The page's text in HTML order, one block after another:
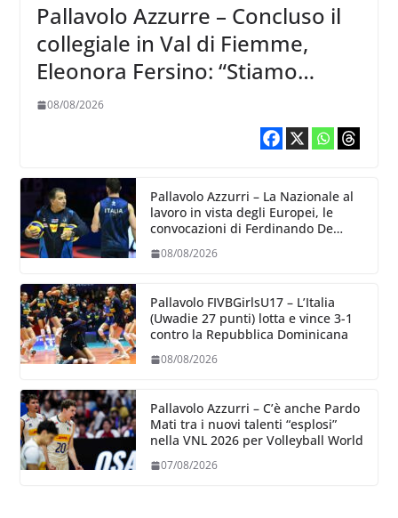
Pallavolo Azzurre – Concluso il
collegiale in Val di Fiemme,
Eleonora Fersino: “Stiamo
lavorando su quei piccoli
dettagli dove poter migliorare”.
08/08/2026
Pallavolo Azzurri – La Nazionale al
lavoro in vista degli Europei, le
convocazioni di Ferdinando De
08/08/2026
Pallavolo FIVBGirlsU17 – L’Italia
(Uwadie 27 punti) lotta e vince 3-1
contro la Repubblica Dominicana
08/08/2026
Pallavolo Azzurri – C’è anche Pardo
Mati tra i nuovi talenti “esplosi”
nella VNL 2026 per Volleyball World
07/08/2026